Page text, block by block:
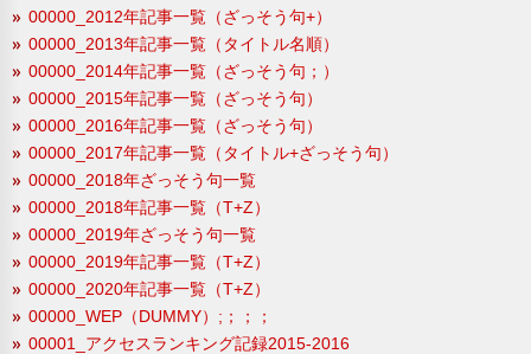
00000_2012年記事一覧（ざっそう句+）
00000_2013年記事一覧（タイトル名順）
00000_2014年記事一覧（ざっそう句；）
00000_2015年記事一覧（ざっそう句）
00000_2016年記事一覧（ざっそう句）
00000_2017年記事一覧（タイトル+ざっそう句）
00000_2018年ざっそう句一覧
00000_2018年記事一覧（T+Z）
00000_2019年ざっそう句一覧
00000_2019年記事一覧（T+Z）
00000_2020年記事一覧（T+Z）
00000_WEP（DUMMY）;；；；
00001_アクセスランキング記録2015-2016